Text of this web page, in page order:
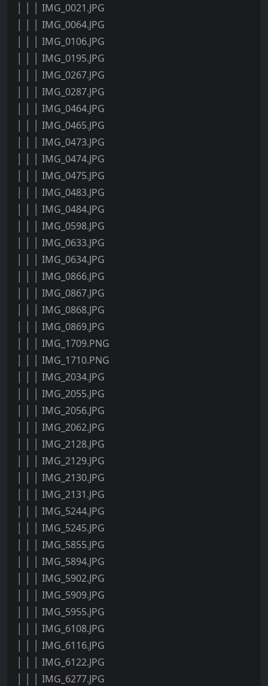
│ │ │ IMG_0021.JPG
│ │ │ IMG_0064.JPG
│ │ │ IMG_0106.JPG
│ │ │ IMG_0195.JPG
│ │ │ IMG_0267.JPG
│ │ │ IMG_0287.JPG
│ │ │ IMG_0464.JPG
│ │ │ IMG_0465.JPG
│ │ │ IMG_0473.JPG
│ │ │ IMG_0474.JPG
│ │ │ IMG_0475.JPG
│ │ │ IMG_0483.JPG
│ │ │ IMG_0484.JPG
│ │ │ IMG_0598.JPG
│ │ │ IMG_0633.JPG
│ │ │ IMG_0634.JPG
│ │ │ IMG_0866.JPG
│ │ │ IMG_0867.JPG
│ │ │ IMG_0868.JPG
│ │ │ IMG_0869.JPG
│ │ │ IMG_1709.PNG
│ │ │ IMG_1710.PNG
│ │ │ IMG_2034.JPG
│ │ │ IMG_2055.JPG
│ │ │ IMG_2056.JPG
│ │ │ IMG_2062.JPG
│ │ │ IMG_2128.JPG
│ │ │ IMG_2129.JPG
│ │ │ IMG_2130.JPG
│ │ │ IMG_2131.JPG
│ │ │ IMG_5244.JPG
│ │ │ IMG_5245.JPG
│ │ │ IMG_5855.JPG
│ │ │ IMG_5894.JPG
│ │ │ IMG_5902.JPG
│ │ │ IMG_5909.JPG
│ │ │ IMG_5955.JPG
│ │ │ IMG_6108.JPG
│ │ │ IMG_6116.JPG
│ │ │ IMG_6122.JPG
│ │ │ IMG_6277.JPG